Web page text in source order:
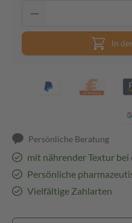
In
Persönliche Beratung
mit nährender Textur
Persönliche
Vielfältige Zahlarten